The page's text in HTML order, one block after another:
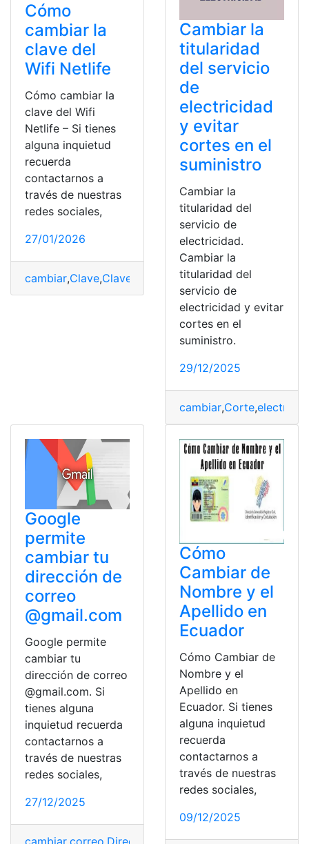
Cómo
cambiar la
clave del
Wifi Netlife
Cómo cambiar la
clave del Wifi
Netlife – Si tienes
alguna inquietud
recuerda
contactarnos a
través de nuestras
redes sociales,
27/01/2026
cambiar,Clave,Clave de WiFi Netlife,WiFi
Cambiar la
titularidad
del servicio
de
electricidad
y evitar
cortes en el
suministro
Cambiar la
titularidad del
servicio de
electricidad.
Cambiar la
titularidad del
servicio de
electricidad y evitar
cortes en el
suministro.
29/12/2025
cambiar,Corte,
Google
permite
cambiar tu
dirección de
correo
@gmail.com
Google permite
cambiar tu
dirección de correo
@gmail.com. Si
tienes alguna
inquietud recuerda
contactarnos a
través de nuestras
redes sociales,
27/12/2025
cambiar correo Dirección Gmail,Google,permite
Cómo
Cambiar de
Nombre y el
Apellido en
Ecuador
Cómo Cambiar de
Nombre y el
Apellido en
Ecuador. Si tienes
alguna inquietud
recuerda
contactarnos a
través de nuestras
redes sociales,
09/12/2025